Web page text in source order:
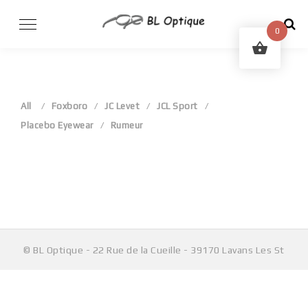
All Foxboro JC Levet
JCL Sport
Placebo Eyewear
Rumeur
© BL Optique - 22 Rue de la Cueille - 39170 Lavans Les St
0